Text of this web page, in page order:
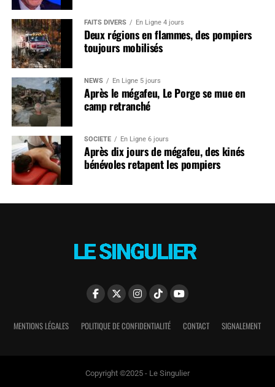
FAITS DIVERS En Ligne 4 jours
Deux régions en flammes, des pompiers
toujours mobilisés
NEWS En Ligne 5 jours
Après le mégafeu, Le Porge se mue en
camp retranché
SOCIÉTÉ En Ligne 6 jours
Après dix jours de mégafeu, des kinés
bénévoles retapent les pompiers
MENTIONS LÉGALES POLITIQUE DE CONFIDENTIALITÉ CONTACT SIGNALEMENT
Copyright ©2025 - Le Singulier